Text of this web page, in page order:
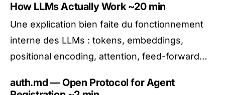
How LLMs Actually Work~20 min
Une explication bien faite du fonctionnement
interne des LLMs : tokens, embeddings,
positional encoding, attention, feed-forward…
auth.md — Open Protocol for Agent